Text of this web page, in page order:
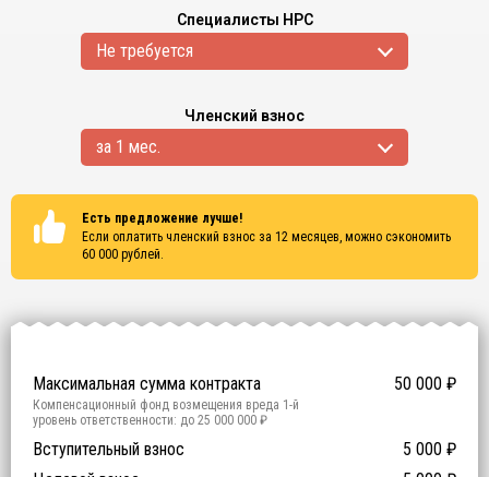
Специалисты НРС
Не требуется
Членский взнос
за 1 мес.
Есть предложение лучше!
Если оплатить членский взнос за 12 месяцев, можно сэкономить
60 000 рублей.
Сертификаты
Максимальная сумма контракта
50 000 ₽
Компенсационный фонд возмещения вреда 1 -й
уровень ответственности: до 25 000 000 ₽
Участие в гос. тендерах и аукционах 0 ₽
Компенсационный фонд договорных обязательств
Вступительный взнос 5 000 ₽